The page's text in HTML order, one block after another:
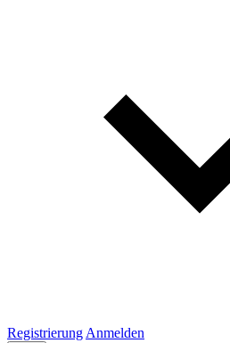
Registrierung Anmelden